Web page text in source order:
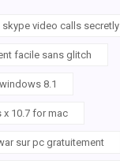
video calls secretly
facile sans glitch
8.1
x 10.7 for mac
sur pc gratuitement